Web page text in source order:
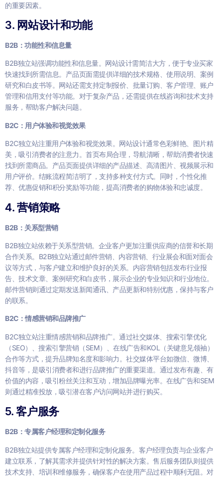
的重要因素。
3. 网站设计和功能
B2B：功能性和信息量
B2B独立站强调功能性和信息量。网站设计需简洁大方，便于专业买家
快速找到所需信息。产品页面需提供详细的技术规格、使用说明、案例
研究和白皮书等。网站还需支持定制报价、批量订购、客户管理、账户
管理和信用支付等功能。对于复杂产品，还需提供在线咨询和技术支持
服务，帮助客户解决问题。
B2C：用户体验和视觉效果
B2C独立站注重用户体验和视觉效果。网站设计通常色彩鲜艳、图片精
美，吸引消费者的注意力。首页布局合理，导航清晰，帮助消费者快速
找到所需商品。产品页面提供详细的产品描述、高清图片、视频展示和
用户评价。结账流程简洁明了，支持多种支付方式。同时，个性化推
荐、优惠促销和积分奖励等功能，提高消费者的购物体验和忠诚度。
4. 营销策略
B2B：关系型营销
B2B独立站依赖于关系型营销。企业客户更加注重供应商的信誉和长期
合作关系。B2B独立站通过邮件营销、内容营销、行业展会和面对面会
议等方式，与客户建立和维护良好的关系。内容营销包括发布行业报
告、技术文章、案例研究和白皮书，展示企业的专业知识和行业地位。
邮件营销则通过定期发送新闻通讯、产品更新和特别优惠，保持与客户
的联系。
B2C：情感营销和品牌推广
B2C独立站注重情感营销和品牌推广。通过社交媒体、搜索引擎优化
（SEO）、搜索引擎营销（SEM）、在线广告和KOL（关键意见领袖）
合作等方式，提升品牌知名度和影响力。社交媒体平台如微信、微博、
抖音等，是吸引消费者和进行品牌推广的重要渠道。通过发布有趣、有
价值的内容，吸引粉丝关注和互动，增加品牌曝光率。在线广告和SEM
则通过精准投放，吸引潜在客户访问网站并进行购买。
5. 客户服务
B2B：专属客户经理和定制化服务
B2B独立站提供专属客户经理和定制化服务。客户经理负责与企业客户
建立联系，了解其需求并提供针对性的解决方案。售后服务团队则提供
技术支持、培训和维修服务，确保客户在使用产品过程中顺利无阻。对